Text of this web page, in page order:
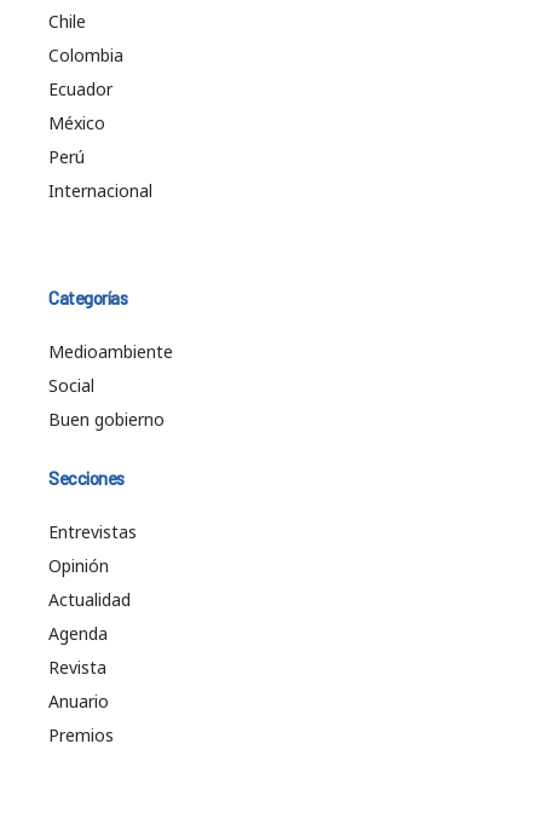
Chile
Colombia
Ecuador
México
Perú
Internacional
Categorías
Medioambiente
Social
Buen gobierno
Secciones
Entrevistas
Opinión
Actualidad
Agenda
Revista
Anuario
Premios